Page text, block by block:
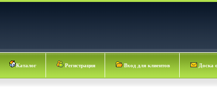
Каталог Регистрация Вход для клиентов Доска